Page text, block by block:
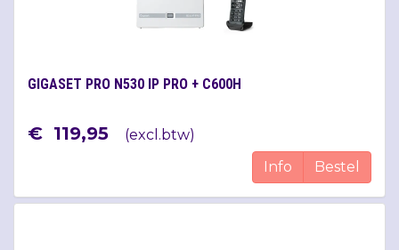
GIGASET PRO N530 IP PRO + C600H
€ 119,95 (excl.btw)
Info
Bestel